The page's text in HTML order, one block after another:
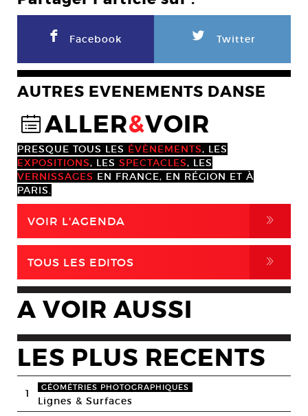
F Facebook L Twitter
AUTRES EVENEMENTS DANSE
@ALLER&VOIR
PRESQUE TOUS LES ÉVÈNEMENTS, LES
EXPOSITIONS, LES SPECTACLES, LES
VERNISSAGES EN FRANCE, EN RÉGION ET À
PARIS.
VOIR L'AGENDA ,
TOUS LES EDITOS ,
A VOIR AUSSI
LES PLUS RECENTS
1 GÉOMÉTRIES PHOTOGRAPHIQUES
Lignes & Surfaces